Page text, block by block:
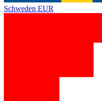
Schweden EUR